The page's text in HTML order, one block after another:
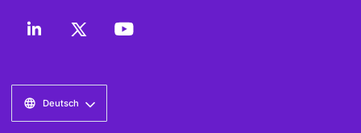
Deutsch